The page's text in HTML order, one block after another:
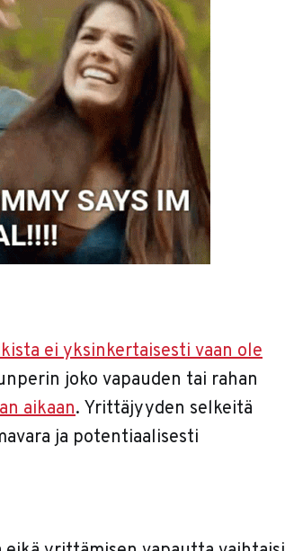
ei yksinkertaisesti vaan ole
joko vapauden tai rahan
aikaan. Yrittäjyyden selkeitä
ja potentiaalisesti